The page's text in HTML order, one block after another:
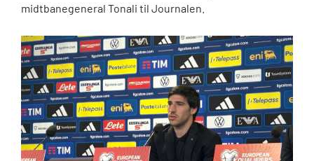
midtbanegeneral Tonali til Journalen.